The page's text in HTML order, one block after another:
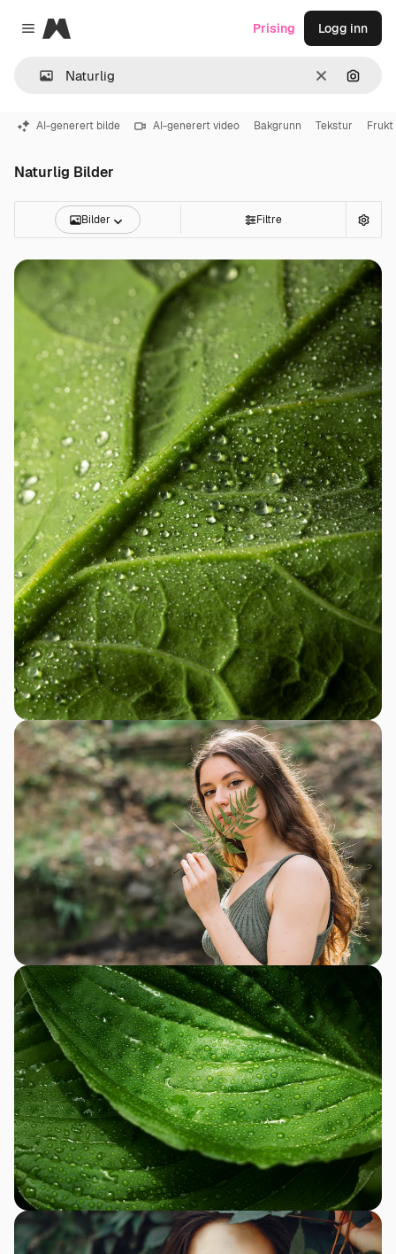
Close menu
Magnific
Slett Søk
Prising Logg inn
AI-generert bilde AI-generert video Bakgrunn Tekstur Frukt
Naturlig Bilder
Bilder Filtre